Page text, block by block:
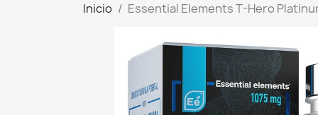
Inicio Essential Elements T-Hero